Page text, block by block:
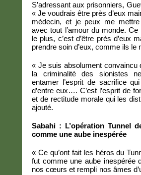
S’adressant aux prisonniers,
« Je voudrais être près d’eux
médecin, et je peux me
avec tout l’amour du monde.
le plus, c’est d’être près d’eux
prendre soin d’eux, comme ils le
« Je suis absolument convaincu
la criminalité des sionistes
entamer l’esprit de sacrifice
d’entre eux…. C’est l’esprit de
et de rectitude morale qui les
ajouté.
Sabahi : L’opération Tunnel
comme une aube inespérée
« Ce qu’ont fait les héros du
fut comme une aube inespérée
nos cœurs et rempli nos âmes